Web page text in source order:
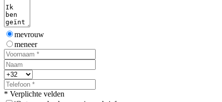
mevrouw
meneer
* Verplichte velden